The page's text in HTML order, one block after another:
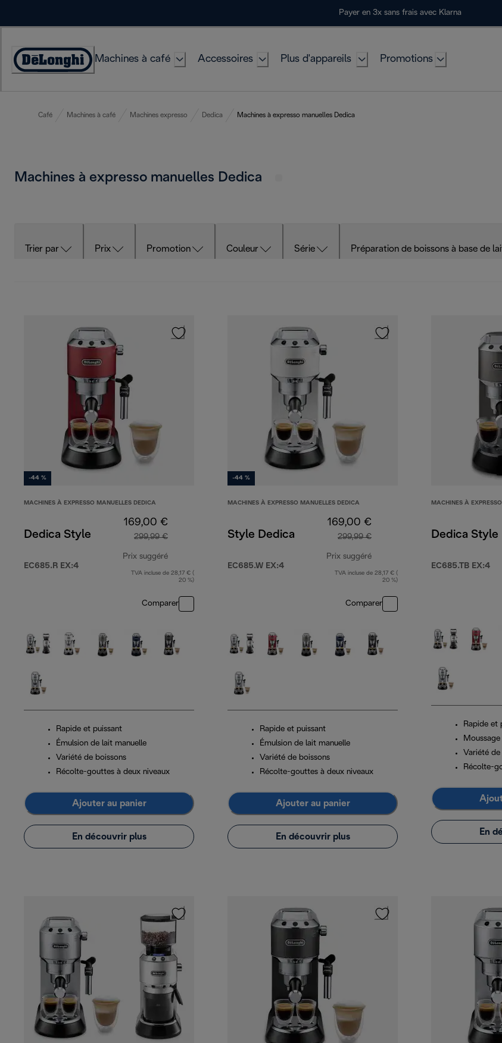
Payer en 3x sans frais avec Klarna
Déclaration
Machines à café Accessoires Plus d'appareils Promotions
Café Machines à café Machines expresso Dedica Machines à expresso manuelles Dedica
Machines à expresso manuelles Dedica
Trier par Prix Promotion Couleur Série Préparation de boissons à base de
-44 %
MACHINES À EXPRESSO MANUELLES DEDICA
Dedica Style
EC685.R EX:4
169,00 €
299,99 €
Prix suggéré
prix original 299,99 €
TVA incluse de 28,17 € (
20 %)
Comparer
Rapide et puissant
Émulsion de lait manuelle
Variété de boissons
Récolte-gouttes à deux niveaux
Ajouter au panier
En découvrir plus
-44 %
MACHINES À EXPRESSO MANUELLES DEDICA
Style Dedica
EC685.W EX:4
169,00 €
299,99 €
Prix suggéré
prix original 299,99 €
TVA incluse de 28,17 € (
20 %)
Comparer
Rapide et puissant
Émulsion de lait manuelle
Variété de boissons
Récolte-gouttes à deux niveaux
Ajouter au panier
En découvrir plus
MACHINES À
Dedica Style
EC685.TB EX:4
Rapide et
Variété de
Récolte-
En